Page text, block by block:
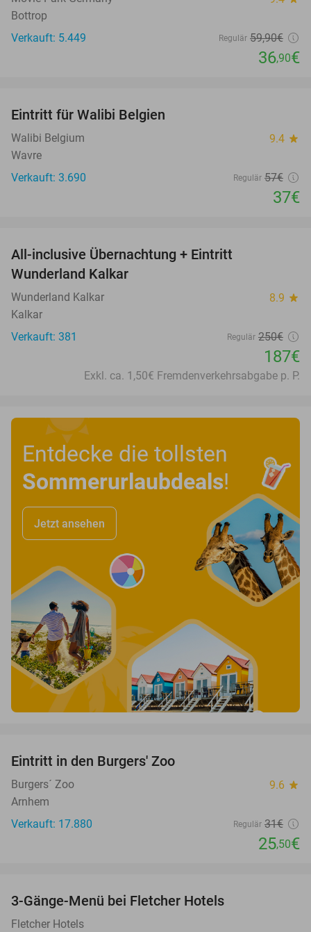
Bottrop
Verkauft: 5.449
Regulär 59,90€
36,90€
Eintritt für Walibi Belgien
Walibi Belgium 9.4 star
Wavre
Verkauft: 3.690
Regulär 57€
37€
All-inclusive Übernachtung + Eintritt
Wunderland Kalkar
Wunderland Kalkar 8.9 star
Kalkar
Verkauft: 381
Regulär 250€
187€
Exkl. ca. 1,50€ Fremdenverkehrsabgabe p. P.
Entdecke die tollsten
Sommerurlaubdeals!
Jetzt ansehen
Eintritt in den Burgers' Zoo
Burgers´ Zoo 9.6 star
Arnhem
Verkauft: 17.880
Regulär 31€
25,50€
3-Gänge-Menü bei Fletcher Hotels
Fletcher Hotels